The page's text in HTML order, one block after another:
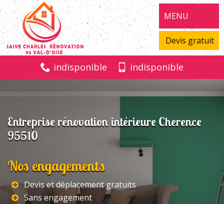
MENU
Devis gratuit
indisponible indisponible
Entreprise rénovation intérieure Cherence
95510
Nos engagements
Devis et déplacement gratuits
Sans engagement